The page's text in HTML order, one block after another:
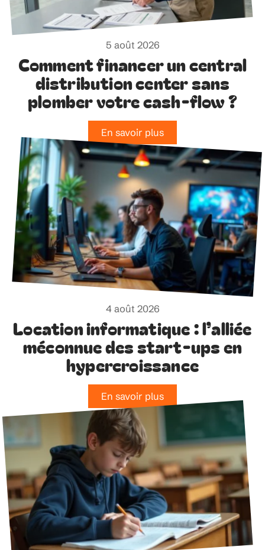
5 août 2026
Comment financer un central
distribution center sans
plomber votre cash-flow ?
En savoir plus
4 août 2026
Location informatique : l’alliée
méconnue des start-ups en
hypercroissance
En savoir plus